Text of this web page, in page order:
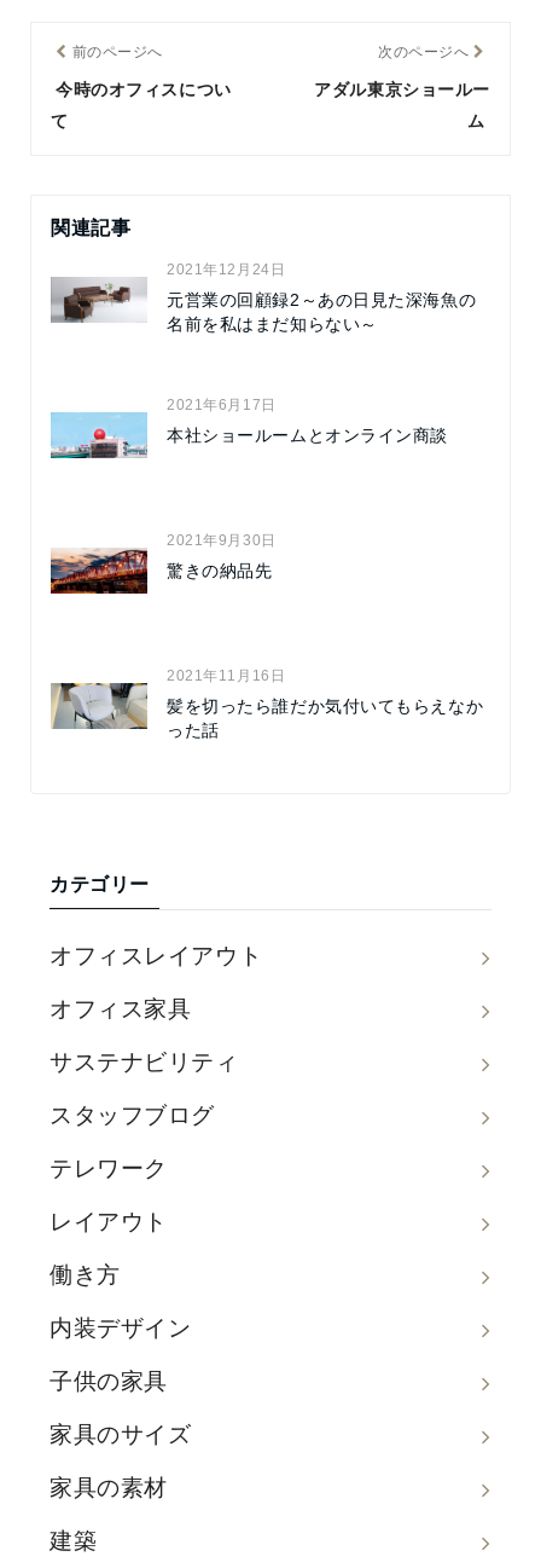
前のページへ
今時のオフィスについ
て
次のページへ
アダル東京ショールー
ム
関連記事
2021年12月24日
元営業の回顧録2～あの日見た深海魚の
名前を私はまだ知らない～
2021年6月17日
本社ショールームとオンライン商談
2021年9月30日
驚きの納品先
2021年11月16日
髪を切ったら誰だか気付いてもらえなか
った話
カテゴリー
オフィスレイアウト
オフィス家具
サステナビリティ
スタッフブログ
テレワーク
レイアウト
働き方
内装デザイン
子供の家具
家具のサイズ
家具の素材
建築